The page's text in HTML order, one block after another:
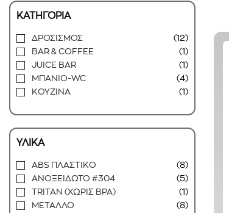
ΚΑΤΗΓΟΡΙΑ
ΔΡΟΣΙΣΜΟΣ
(12)
BAR & COFFEE
(1)
JUICE BAR
(1)
ΜΠΑΝΙΟ-WC
(4)
ΚΟΥΖΙΝΑ
(1)
ΥΛΙΚΑ
ABS ΠΛΑΣΤΙΚΟ
(8)
ΑΝΟΞΕΙΔΩΤΟ #304
(5)
TRITAN (ΧΩΡΙΣ BPA)
(1)
ΜΕΤΑΛΛΟ
(8)